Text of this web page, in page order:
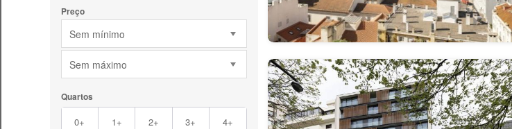
Preço
Sem mínimo
Sem máximo
Quartos
0+ 1+ 2+ 3+ 4+